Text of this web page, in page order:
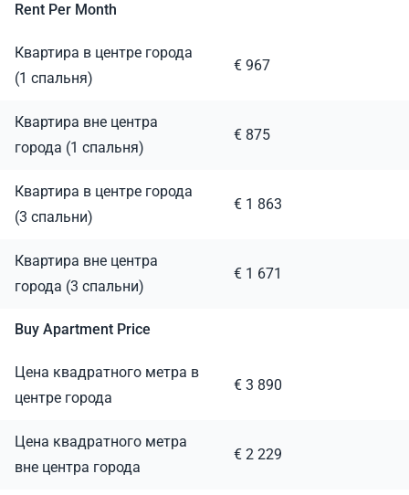
Rent Per Month
Квартира в центре города
(1 спальня)
€ 967
Квартира вне центра
города (1 спальня)
€ 875
Квартира в центре города
(3 спальни)
€ 1 863
Квартира вне центра
города (3 спальни)
€ 1 671
Buy Apartment Price
Цена квадратного метра в
центре города
€ 3 890
Цена квадратного метра
вне центра города
€ 2 229